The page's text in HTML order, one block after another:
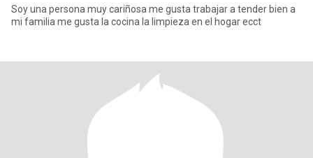
Soy una persona muy cariñosa me gusta trabajar a tender bien a
mi familia me gusta la cocina la limpieza en el hogar ecct